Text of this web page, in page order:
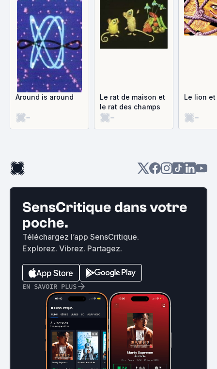
Around is around
-
Le rat de maison et
le rat des champs
-
Le lion
-
SensCritique dans votre
poche.
Téléchargez l’app SensCritique.
Explorez. Vibrez. Partagez.
EN SAVOIR PLUS